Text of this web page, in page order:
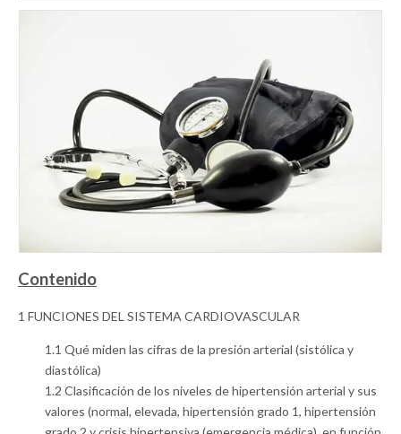
Contenido
1 FUNCIONES DEL SISTEMA CARDIOVASCULAR
1.1 Qué miden las cifras de la presión arterial (sistólica y
diastólica)
1.2 Clasificación de los niveles de hipertensión arterial y sus
valores (normal, elevada, hipertensión grado 1, hipertensión